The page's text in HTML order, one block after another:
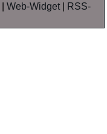
|Web-Widget|
RSS-